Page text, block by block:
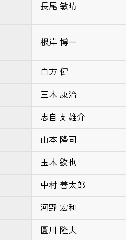
長尾 敏晴
根岸 博一
白方 健
三木 康治
志自岐 雄介
山本 隆司
玉木 欽也
中村 善太郎
河野 宏和
圓川 隆夫